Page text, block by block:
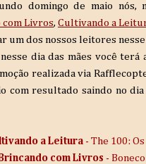
domingo de maio nós,
com Livros, Cultivando a
um dos nossos leitores
dia das mães você
realizada via
com resultado saindo no dia
a Leitura - The 100:
com Livros -